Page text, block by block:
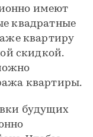
имеют
квадратные
квартиру
скидкой.
квартиры.
будущих